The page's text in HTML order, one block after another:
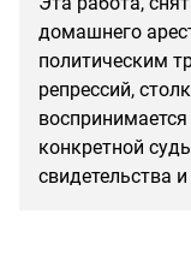
домашнего
политическим
репрессий,
конкретной
свидетельства